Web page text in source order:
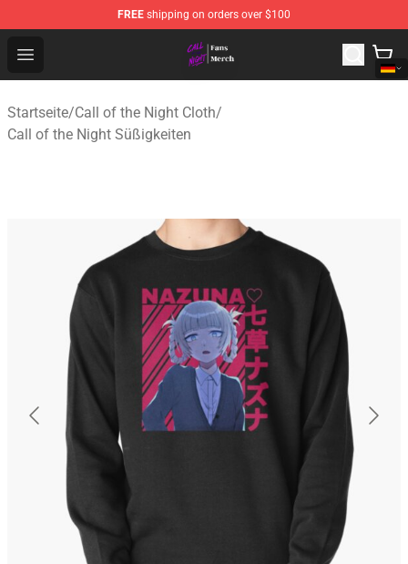
FREE shipping on orders over $100
Open menu
Call of the Night Store - Official Call of the Night
Startseite/Call of the Night Cloth/
Call of the Night Süßigkeiten